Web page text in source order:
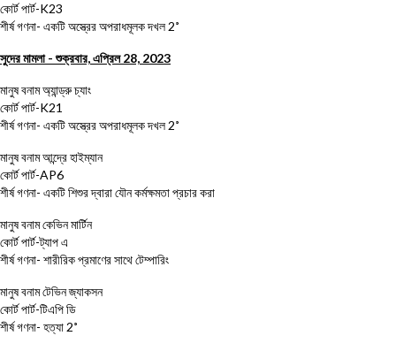
কোর্ট পার্ট-K23
শীর্ষ গণনা- একটি অস্ত্রের অপরাধমূলক দখল 2˚
সুদের মামলা - শুক্রবার, এপ্রিল 28, 2023
মানুষ বনাম অ্যান্ড্রু চ্যাং
কোর্ট পার্ট-K21
শীর্ষ গণনা- একটি অস্ত্রের অপরাধমূলক দখল 2˚
মানুষ বনাম আন্দ্রে হাইম্যান
কোর্ট পার্ট-AP6
শীর্ষ গণনা- একটি শিশুর দ্বারা যৌন কর্মক্ষমতা প্রচার করা
মানুষ বনাম কেভিন মার্টিন
কোর্ট পার্ট-ট্যাপ এ
শীর্ষ গণনা- শারীরিক প্রমাণের সাথে টেম্পারিং
মানুষ বনাম টেভিন জ্যাকসন
কোর্ট পার্ট-টিএপি ডি
শীর্ষ গণনা- হত্যা 2˚